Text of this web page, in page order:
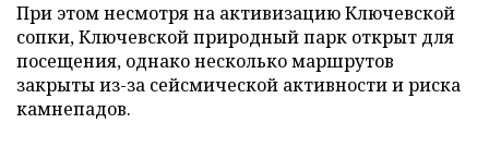
При этом несмотря на активизацию Ключевской
сопки, Ключевской природный парк открыт для
посещения, однако несколько маршрутов
закрыты из-за сейсмической активности и риска
камнепадов.